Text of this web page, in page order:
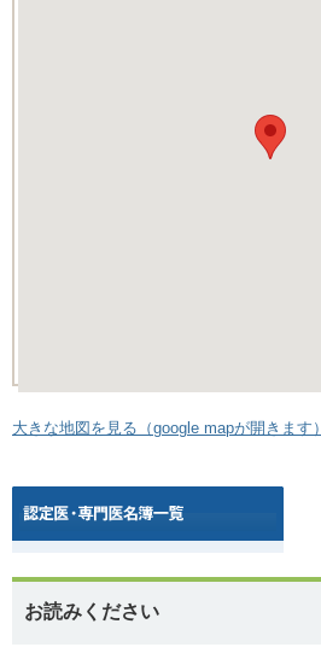
大きな地図を見る（google mapが開きます）
お読みください